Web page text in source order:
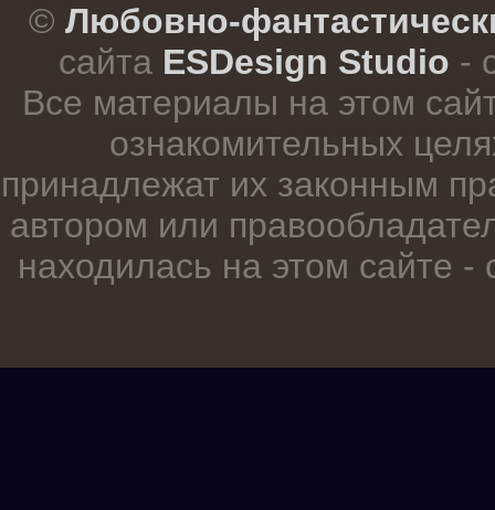
©Любовно-
сайта ESDesign Studio -
Все материалы на этом
ознакомительных
принадлежат их законным
автором или
находилась на этом сайте